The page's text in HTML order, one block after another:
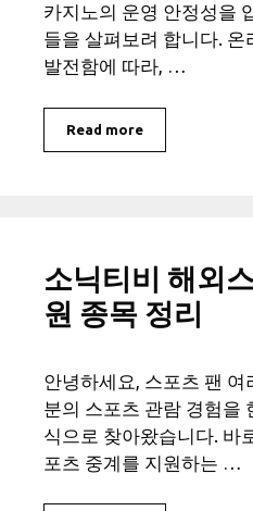
카지노의 운영 안정성을
들을 살펴보려 합니다. 온
발전함에 따라, …
Read more
소닉티비 해외
원 종목 정리
안녕하세요, 스포츠 팬 여
분의 스포츠 관람 경험을
식으로 찾아왔습니다. 바
포츠 중계를 지원하는 …